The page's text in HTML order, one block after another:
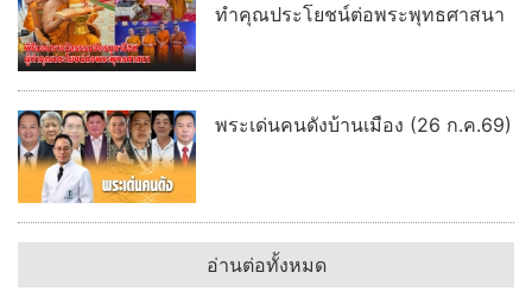
ทำคุณประโยชน์ต่อพระพุทธศาสนา
พระเด่นคนดังบ้านเมือง (26 ก.ค.69)
อ่านต่อทั้งหมด